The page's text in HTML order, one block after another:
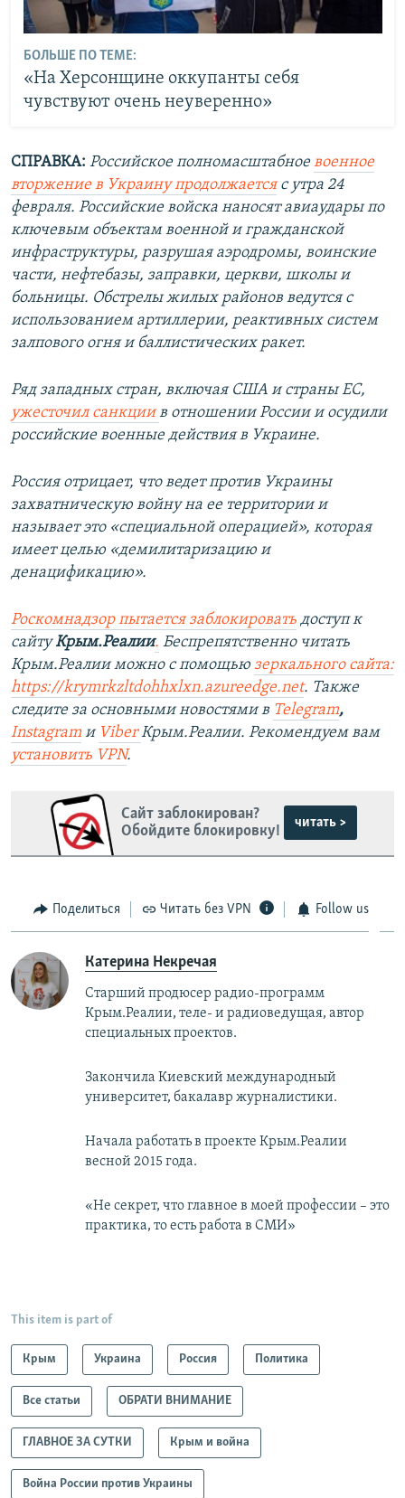
БОЛЬШЕ ПО ТЕМЕ:
«На Херсонщине оккупанты себя
чувствуют очень неуверенно»
СПРАВКА: Российское полномасштабноевоенное
вторжение в Украину продолжаетсяс утра 24
февраля. Российские войска наносят авиаудары по
ключевым объектам военной и гражданской
инфраструктуры, разрушая аэродромы, воинские
части, нефтебазы, заправки, церкви, школы и
больницы. Обстрелы жилых районов ведутся с
использованием артиллерии, реактивных систем
залпового огня и баллистических ракет.
Ряд западных стран, включая США и страны ЕС,
ужесточил санкциив отношении России и осудили
российские военные действия в Украине.
Россия отрицает, что ведет против Украины
захватническую войну на ее территории и
называет это «специальной операцией», которая
имеет целью «демилитаризацию и
денацификацию».
Роскомнадзор пытается заблокировать доступ к
сайтуКрым.Реалии. Беспрепятственно читать
Крым.Реалии можно с помощью зеркального сайта:
https://krymrkzltdohhxlxn.azureedge.net. Также
следите за основными новостями в Telegram,
Instagram и ViberКрым.Реалии. Рекомендуем вам
установить VPN.
Сайт заблокирован?
Обойдите блокировку!
читать >
Поделиться Читать без VPN Follow us
Катерина Некречая
Старший продюсер радио-программ
Крым.Реалии, теле- и радиоведущая, автор
специальных проектов.
Закончила Киевский международный
университет, бакалавр журналистики.
Начала работать в проекте Крым.Реалии
весной 2015 года.
«Не секрет, что главное в моей профессии – это
практика, то есть работа в СМИ»
This item is part of
Крым Украина Россия Политика
Все статьи ОБРАТИ ВНИМАНИЕ
ГЛАВНОЕ ЗА СУТКИ Крым и война
Война России против Украины